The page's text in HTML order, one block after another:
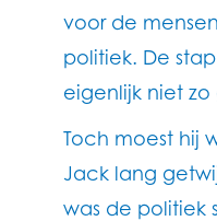
voor de
politiek. De
eigenlijk niet zo
Toch moest hij
Jack lang
was de politiek